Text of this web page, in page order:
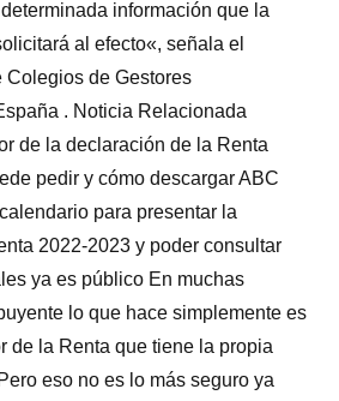
información que la
al efecto«, señala el
de Gestores
. Noticia Relacionada
de la declaración de la Renta
pedir y cómo descargar ABC
para presentar la
2022-2023 y poder consultar
ya es público En muchas
lo que hace simplemente es
de la Renta que tiene la propia
eso no es lo más seguro ya